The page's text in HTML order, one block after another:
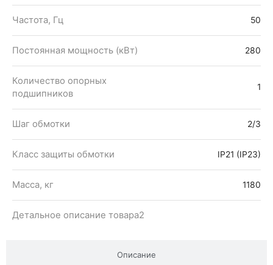
Описание
Частота, Гц 50
Постоянная мощность (кВт) 280
Количество опорных
подшипников
1
Шаг обмотки 2/3
Класс защиты обмотки IP21 (IP23)
Масса, кг 1180
Детальное описание товара2